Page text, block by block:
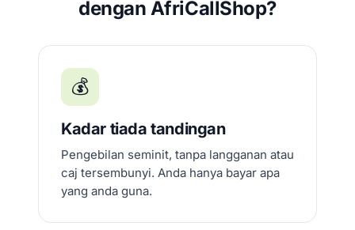
dengan AfriCallShop?
💰
Kadar tiada tandingan
Pengebilan seminit, tanpa langganan atau
caj tersembunyi. Anda hanya bayar apa
yang anda guna.